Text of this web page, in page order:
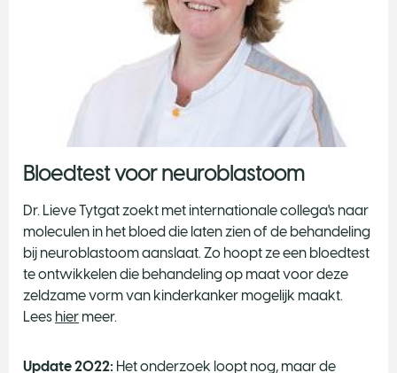
Bloedtest voor neuroblastoom
Dr. Lieve Tytgat zoekt met internationale collega's naar
moleculen in het bloed die laten zien of de behandeling
bij neuroblastoom aanslaat. Zo hoopt ze een bloedtest
te ontwikkelen die behandeling op maat voor deze
zeldzame vorm van kinderkanker mogelijk maakt.
Lees hier meer.
Update 2022: Het onderzoek loopt nog, maar de